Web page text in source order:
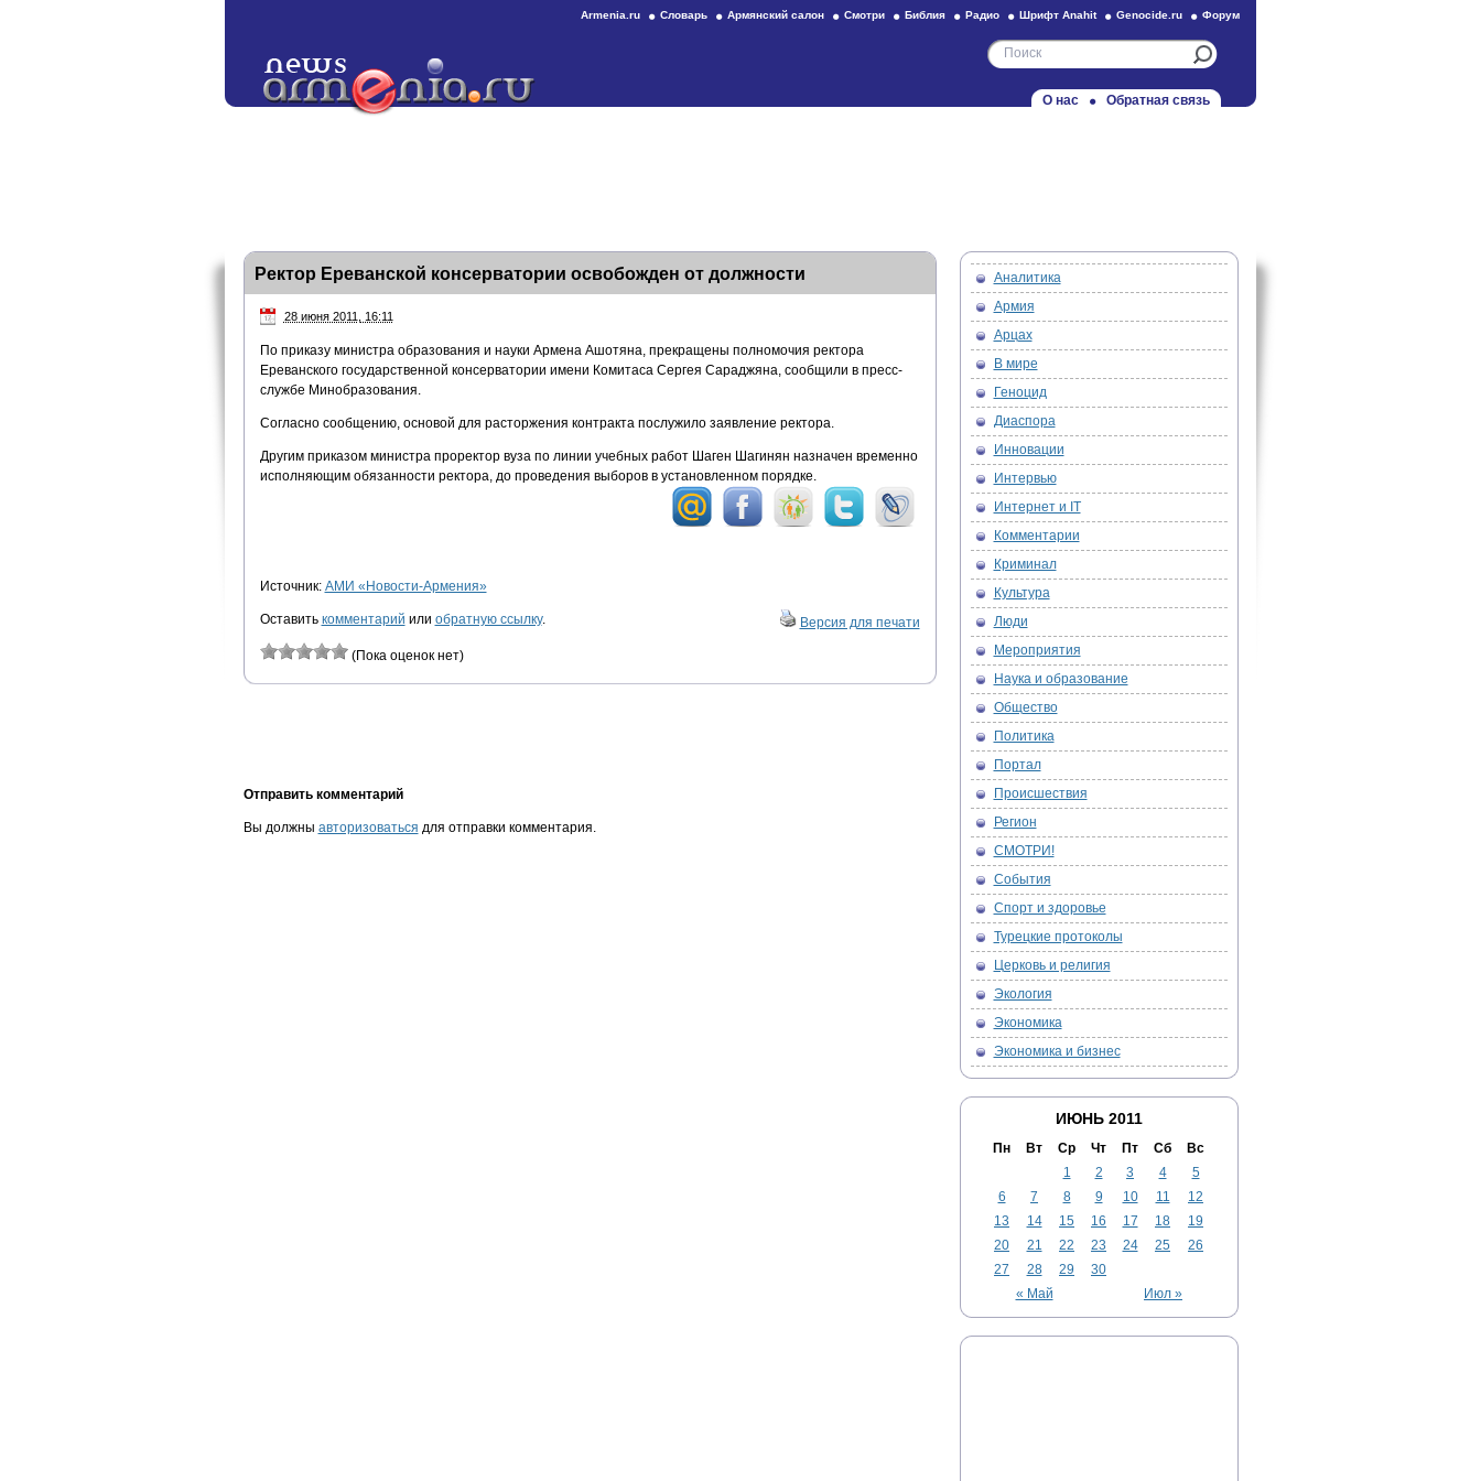
Armenia.ru Словарь Армянский салон Смотри Библия Радио Шрифт Anahit Genocide.ru Форум
О нас Обратная связь
Ректор Ереванской консерватории освобожден от должности
28 июня 2011, 16:11
По приказу министра образования и науки Армена Ашотяна, прекращены полномочия ректора
Ереванского государственной консерватории имени Комитаса Сергея Сараджяна, сообщили в пресс-
службе Минобразования.
Согласно сообщению, основой для расторжения контракта послужило заявление ректора.
Другим приказом министра проректор вуза по линии учебных работ Шаген Шагинян назначен временно
исполняющим обязанности ректора, до проведения выборов в установленном порядке.
Источник: АМИ «Новости-Армения»
Оставить комментарий или обратную ссылку. Версия для печати
(Пока оценок нет)
Отправить комментарий
Вы должны авторизоваться для отправки комментария.
Аналитика
Армия
Арцах
В мире
Геноцид
Диаспора
Инновации
Интервью
Интернет и IT
Комментарии
Криминал
Культура
Люди
Мероприятия
Наука и образование
Общество
Политика
Портал
Происшествия
Регион
СМОТРИ!
События
Спорт и здоровье
Турецкие протоколы
Церковь и религия
Экология
Экономика
Экономика и бизнес
ИЮНЬ 2011
Пн Вт Ср Чт Пт Сб Вс
« Май Июл »
1 2 3 4
5
6
7 8 9 10 11
12
13
14 15 16 17 18
19
20
21 22 23 24 25
26
27
28 29 30